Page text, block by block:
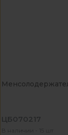
ЦБ070217
В наличии - 15 шт